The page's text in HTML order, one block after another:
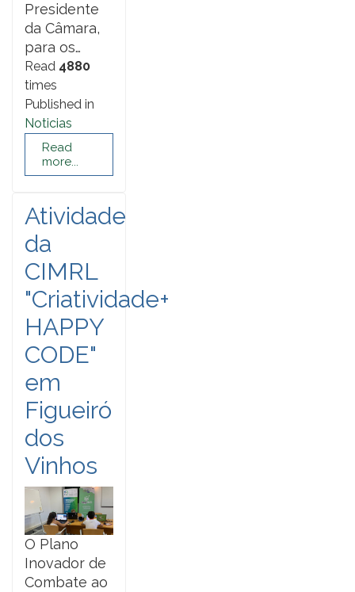
Presidente
da Câmara,
para os…
Read 4880
times
Published in
Noticias
Read
more...
Atividade
da
CIMRL
"Criatividade+
HAPPY
CODE"
em
Figueiró
dos
Vinhos
O Plano
Inovador de
Combate ao